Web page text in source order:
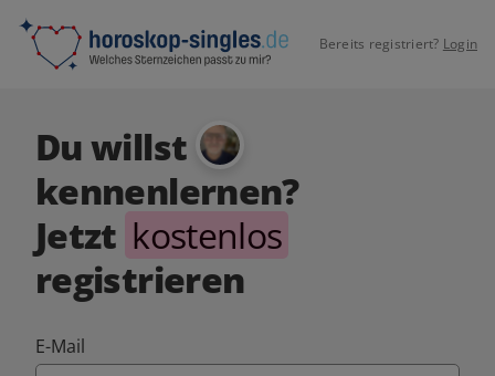
Bereits registriert? Login
Du willst
kennenlernen?
Jetzt kostenlos
registrieren
E-Mail